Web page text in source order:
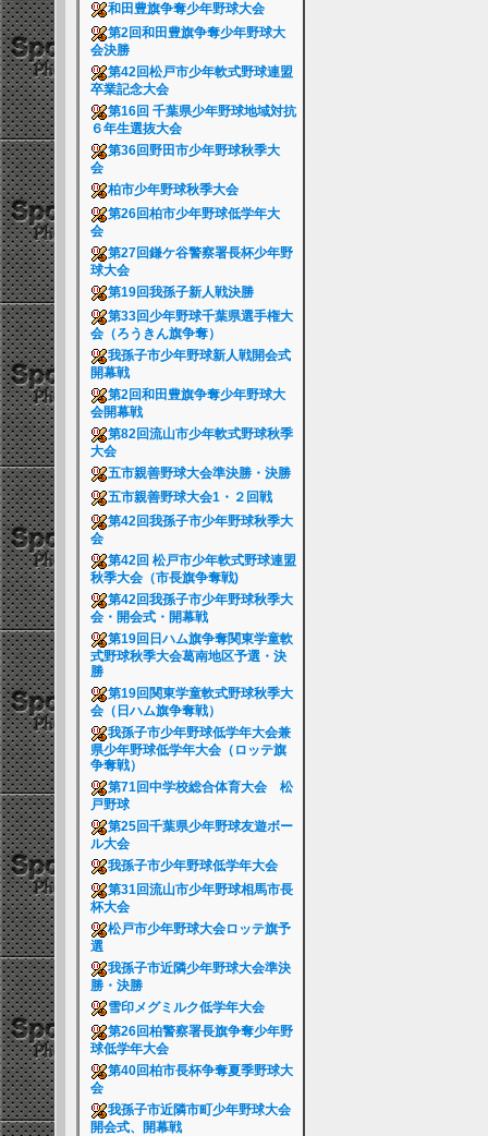
和田豊旗争奪少年野球大会
第2回和田豊旗争奪少年野球大
会決勝
第42回松戸市少年軟式野球連盟
卒業記念大会
第16回 千葉県少年野球地域対抗
６年生選抜大会
第36回野田市少年野球秋季大
会
柏市少年野球秋季大会
第26回柏市少年野球低学年大
会
第27回鎌ケ谷警察署長杯少年野
球大会
第19回我孫子新人戦決勝
第33回少年野球千葉県選手権大
会（ろうきん旗争奪）
我孫子市少年野球新人戦開会式
開幕戦
第2回和田豊旗争奪少年野球大
会開幕戦
第82回流山市少年軟式野球秋季
大会
五市親善野球大会準決勝・決勝
五市親善野球大会1・２回戦
第42回我孫子市少年野球秋季大
会
第42回 松戸市少年軟式野球連盟
秋季大会（市長旗争奪戦)
第42回我孫子市少年野球秋季大
会・開会式・開幕戦
第19回日ハム旗争奪関東学童軟
式野球秋季大会葛南地区予選・決
勝
第19回関東学童軟式野球秋季大
会（日ハム旗争奪戦）
我孫子市少年野球低学年大会兼
県少年野球低学年大会（ロッテ旗
争奪戦）
第71回中学校総合体育大会 松
戸野球
第25回千葉県少年野球友遊ボー
ル大会
我孫子市少年野球低学年大会
第31回流山市少年野球相馬市長
杯大会
松戸市少年野球大会ロッテ旗予
選
我孫子市近隣少年野球大会準決
勝・決勝
雪印メグミルク低学年大会
第26回柏警察署長旗争奪少年野
球低学年大会
第40回柏市長杯争奪夏季野球大
会
我孫子市近隣市町少年野球大会
開会式、開幕戦